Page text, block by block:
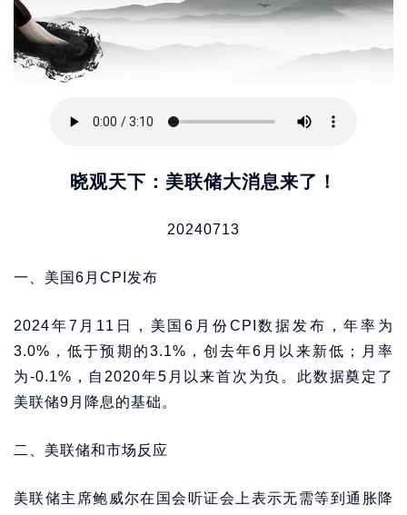
晓观天下：美联储大消息来了！
20240713
一、美国6月CPI发布
2024年7月11日，美国6月份CPI数据发布，年率为
3.0%，低于预期的3.1%，创去年6月以来新低；月率
为-0.1%，自2020年5月以来首次为负。此数据奠定了
美联储9月降息的基础。
二、美联储和市场反应
美联储主席鲍威尔在国会听证会上表示无需等到通胀降